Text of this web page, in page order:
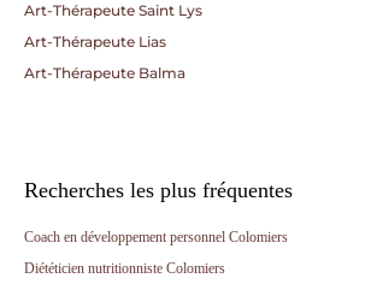
Art-Thérapeute Saint Lys
Art-Thérapeute Lias
Art-Thérapeute Balma
Recherches les plus fréquentes
Coach en développement personnel Colomiers
Diététicien nutritionniste Colomiers